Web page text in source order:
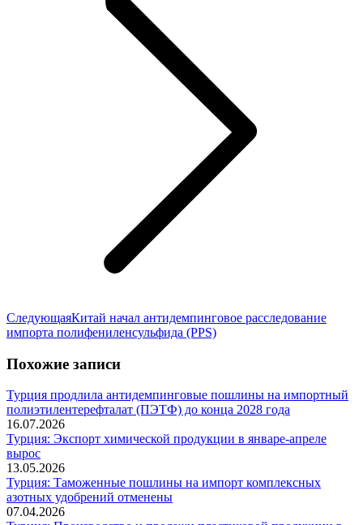
СледующаяСледующая
запись:
Китай начал антидемпинговое расследование
импорта полифениленсульфида (PPS)
Похожие записи
Турция продлила антидемпинговые пошлины на импортный
полиэтилентерефталат (ПЭТФ) до конца 2028 года
16.07.2026
Турция: Экспорт химической продукции в январе-апреле
вырос
13.05.2026
Турция: Таможенные пошлины на импорт комплексных
азотных удобрений отменены
07.04.2026